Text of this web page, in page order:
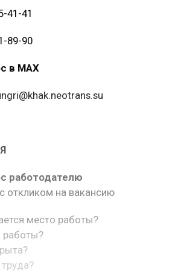
41-41
89-90
в MAX
работодателю
откликом на вакансию
место работы?
работы?